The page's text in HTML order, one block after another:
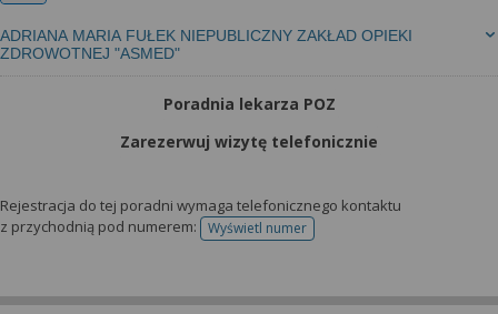
ADRIANA MARIA FUŁEK NIEPUBLICZNY ZAKŁAD OPIEKI
ZDROWOTNEJ "ASMED"
Poradnia lekarza POZ
Zarezerwuj wizytę telefonicznie
Rejestracja do tej poradni wymaga telefonicznego kontaktu
z przychodnią pod numerem:
Wyświetl numertelefonu do rejestracji